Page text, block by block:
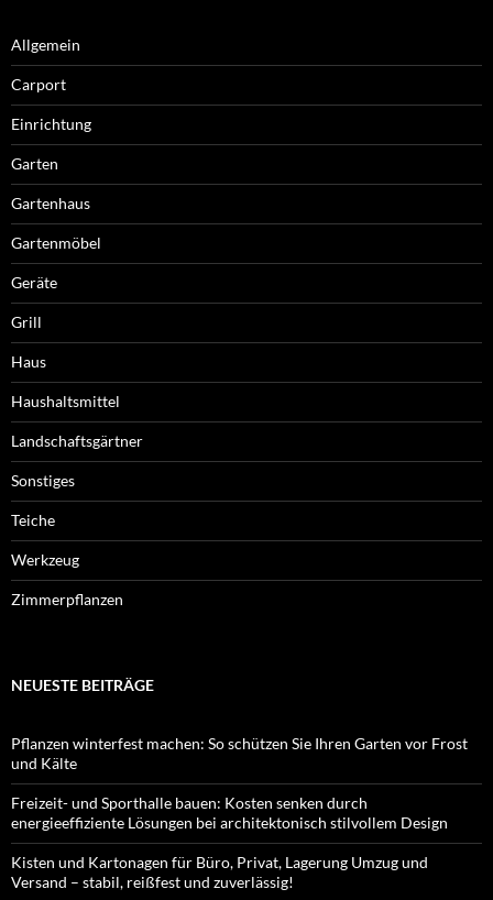
Allgemein
Carport
Einrichtung
Garten
Gartenhaus
Gartenmöbel
Geräte
Grill
Haus
Haushaltsmittel
Landschaftsgärtner
Sonstiges
Teiche
Werkzeug
Zimmerpflanzen
NEUESTE BEITRÄGE
Pflanzen winterfest machen: So schützen Sie Ihren Garten vor Frost
und Kälte
Freizeit- und Sporthalle bauen: Kosten senken durch
energieeffiziente Lösungen bei architektonisch stilvollem Design
Kisten und Kartonagen für Büro, Privat, Lagerung Umzug und
Versand – stabil, reißfest und zuverlässig!